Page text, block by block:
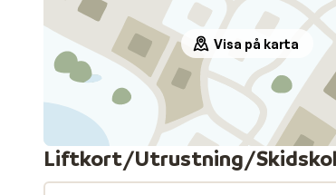
Visa på karta
Liftkort/Utrustning/